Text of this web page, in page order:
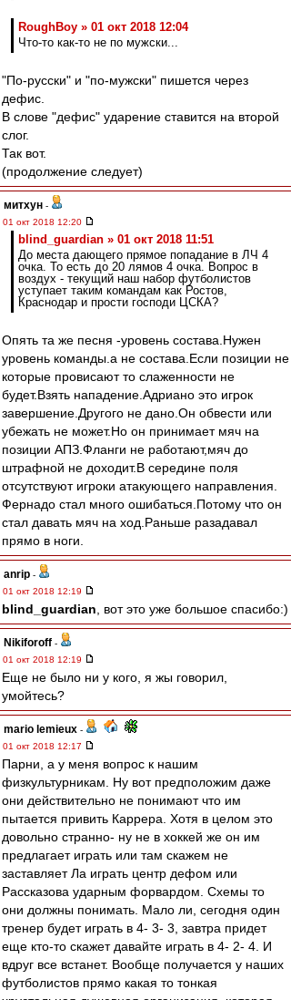
RoughBoy » 01 окт 2018 12:04
Что-то как-то не по мужски...
"По-русски" и "по-мужски" пишется через
дефис.
В слове "дефис" ударение ставится на второй
слог.
Так вот.
(продолжение следует)
митхун -
01 окт 2018 12:20
blind_guardian » 01 окт 2018 11:51
До места дающего прямое попадание в ЛЧ 4
очка. То есть до 20 лямов 4 очка. Вопрос в
воздух - текущий наш набор футболистов
уступает таким командам как Ростов,
Краснодар и прости господи ЦСКА?
Опять та же песня -уровень состава.Нужен
уровень команды.а не состава.Если позиции не
которые провисают то слаженности не
будет.Взять нападение.Адриано это игрок
завершение.Другого не дано.Он обвести или
убежать не может.Но он принимает мяч на
позиции АПЗ.Фланги не работают,мяч до
штрафной не доходит.В середине поля
отсутствуют игроки атакующего направления.
Фернадо стал много ошибаться.Потому что он
стал давать мяч на ход.Раньше разадавал
прямо в ноги.
anrip -
01 окт 2018 12:19
blind_guardian , вот это уже большое спасибо:)
Nikiforoff -
01 окт 2018 12:19
Еще не было ни у кого, я жы говорил,
умойтесь?
mario lemieux -
01 окт 2018 12:17
Парни, а у меня вопрос к нашим
физкультурникам. Ну вот предположим даже
они действительно не понимают что им
пытается привить Каррера. Хотя в целом это
довольно странно- ну не в хоккей же он им
предлагает играть или там скажем не
заставляет Ла играть центр дефом или
Рассказова ударным форвардом. Схемы то
они должны понимать. Мало ли, сегодня один
тренер будет играть в 4- 3- 3, завтра придет
еще кто-то скажет давайте играть в 4- 2- 4. И
вдруг все встанет. Вообще получается у наших
футболистов прямо какая то тонкая